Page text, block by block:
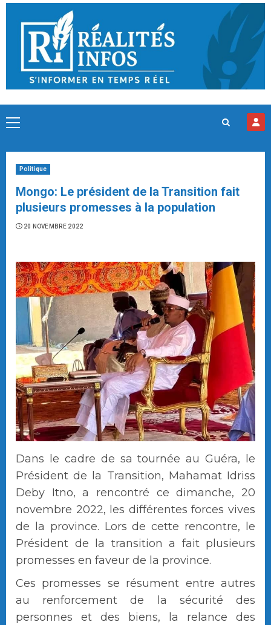
Skip
content
Primary
Politique
Mongo: Le président de la Transition fait
plusieurs promesses à la population
20 NOVEMBRE 2022
Dans le cadre de sa tournée au Guéra, le
Président de la Transition, Mahamat Idriss
Deby Itno, a rencontré ce dimanche, 20
novembre 2022, les différentes forces vives
de la province. Lors de cette rencontre, le
Président de la transition a fait plusieurs
promesses en faveur de la province.
Ces promesses se résument entre autres
au renforcement de la sécurité des
personnes et des biens, la relance des